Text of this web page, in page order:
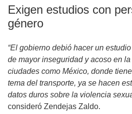
Exigen estudios con
género
“El gobierno debió hacer un
de mayor inseguridad y acoso en
ciudades como México, donde
tema del transporte, ya se hacen
datos duros sobre la violencia
consideró Zendejas Zaldo.